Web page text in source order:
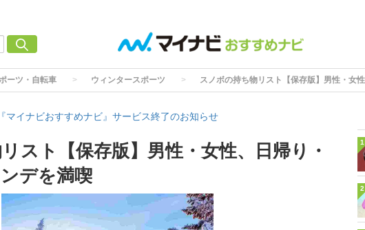
ーツ・自転車 ウィンタースポーツ スノボの持ち物リスト【保存版】男性・女
『マイナビおすすめナビ』サービス終了のお知らせ
スト【保存版】男性・女性、日帰り・
デを満喫
1
2